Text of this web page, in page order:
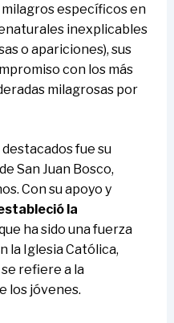
específicos en
inexplicables
o apariciones), sus
con los más
milagrosas por
destacados fue su
San Juan Bosco,
Con su apoyo y
la
ha sido una fuerza
la Iglesia Católica,
refiere a la
los jóvenes.